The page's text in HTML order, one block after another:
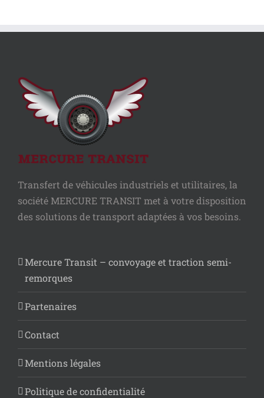
Transfert de véhicules industriels et utilitaires, la
société MERCURE TRANSIT met à votre disposition
des solutions de transport adaptées à vos besoins.
Mercure Transit – convoyage et traction semi-
remorques
Partenaires
Contact
Mentions légales
Politique de confidentialité